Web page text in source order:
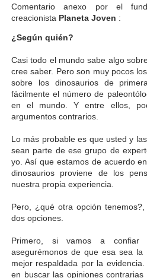
Comentario anexo por el
creacionista Planeta Joven :
¿Según quién?
Casi todo el mundo sabe algo
cree saber. Pero son muy pocos
sobre los dinosaurios de
fácilmente el número de
en el mundo. Y entre ellos,
argumentos contrarios.
Lo más probable es que usted y
sean parte de ese grupo de
yo. Así que estamos de acuerdo
dinosaurios proviene de los
nuestra propia experiencia.
Pero, ¿qué otra opción
dos opciones.
Primero, si vamos a
asegurémonos de que esa sea
mejor respaldada por la
en buscar las opiniones